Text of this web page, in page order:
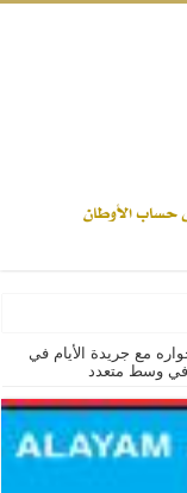
عليه وآله) فكلّ
مع جريدة الأيام في
في وسط متعدد